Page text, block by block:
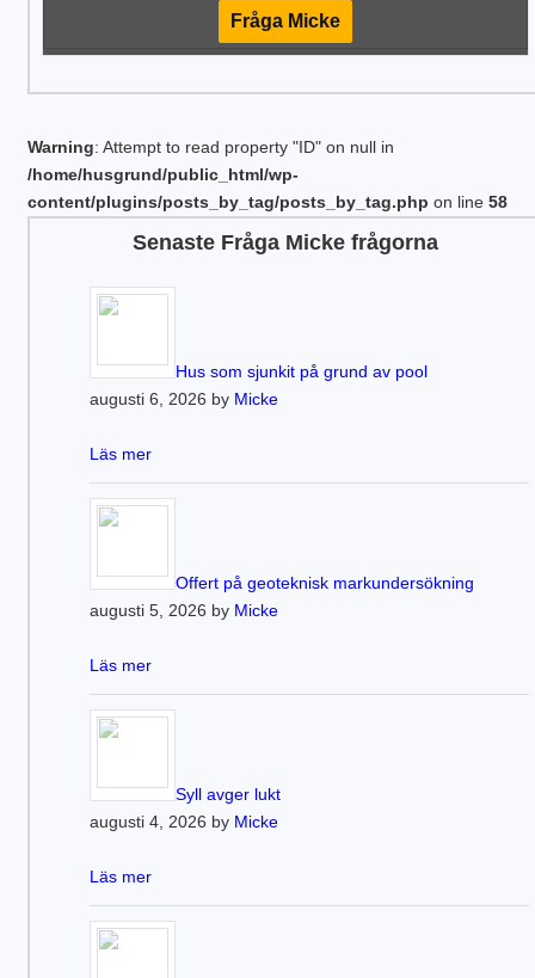
Fråga Micke
Warning: Attempt to read property "ID" on null in
/home/husgrund/public_html/wp-
content/plugins/posts_by_tag/posts_by_tag.php on line 58
Senaste Fråga Micke frågorna
Hus som sjunkit på grund av pool
augusti 6, 2026 by Micke
Läs mer
Offert på geoteknisk markundersökning
augusti 5, 2026 by Micke
Läs mer
Syll avger lukt
augusti 4, 2026 by Micke
Läs mer